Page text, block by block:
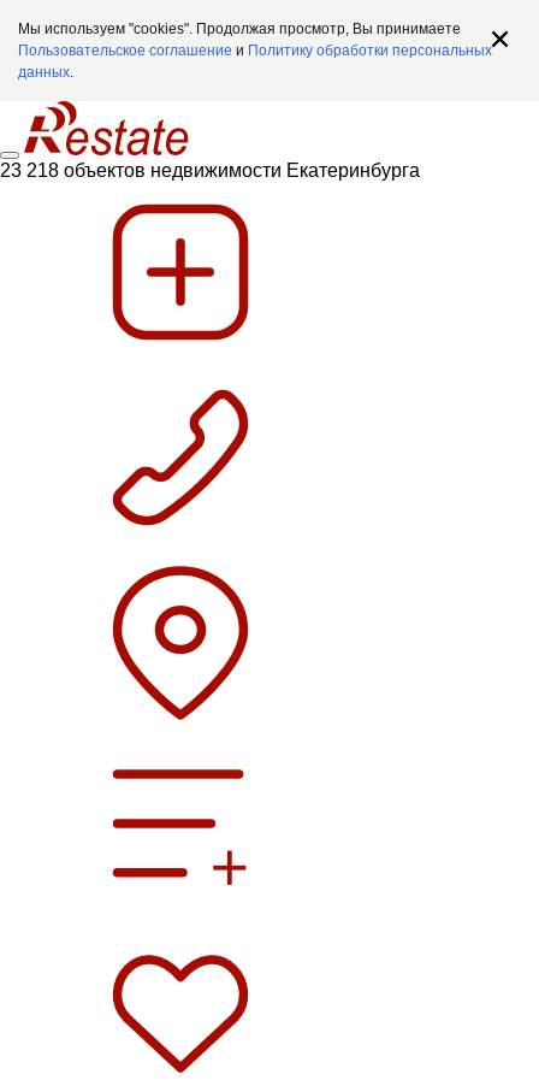
Мы используем "cookies". Продолжая просмотр, Вы принимаете
Пользовательское соглашение и Политику обработки персональных
данных.
23 218 объектов недвижимости Екатеринбурга